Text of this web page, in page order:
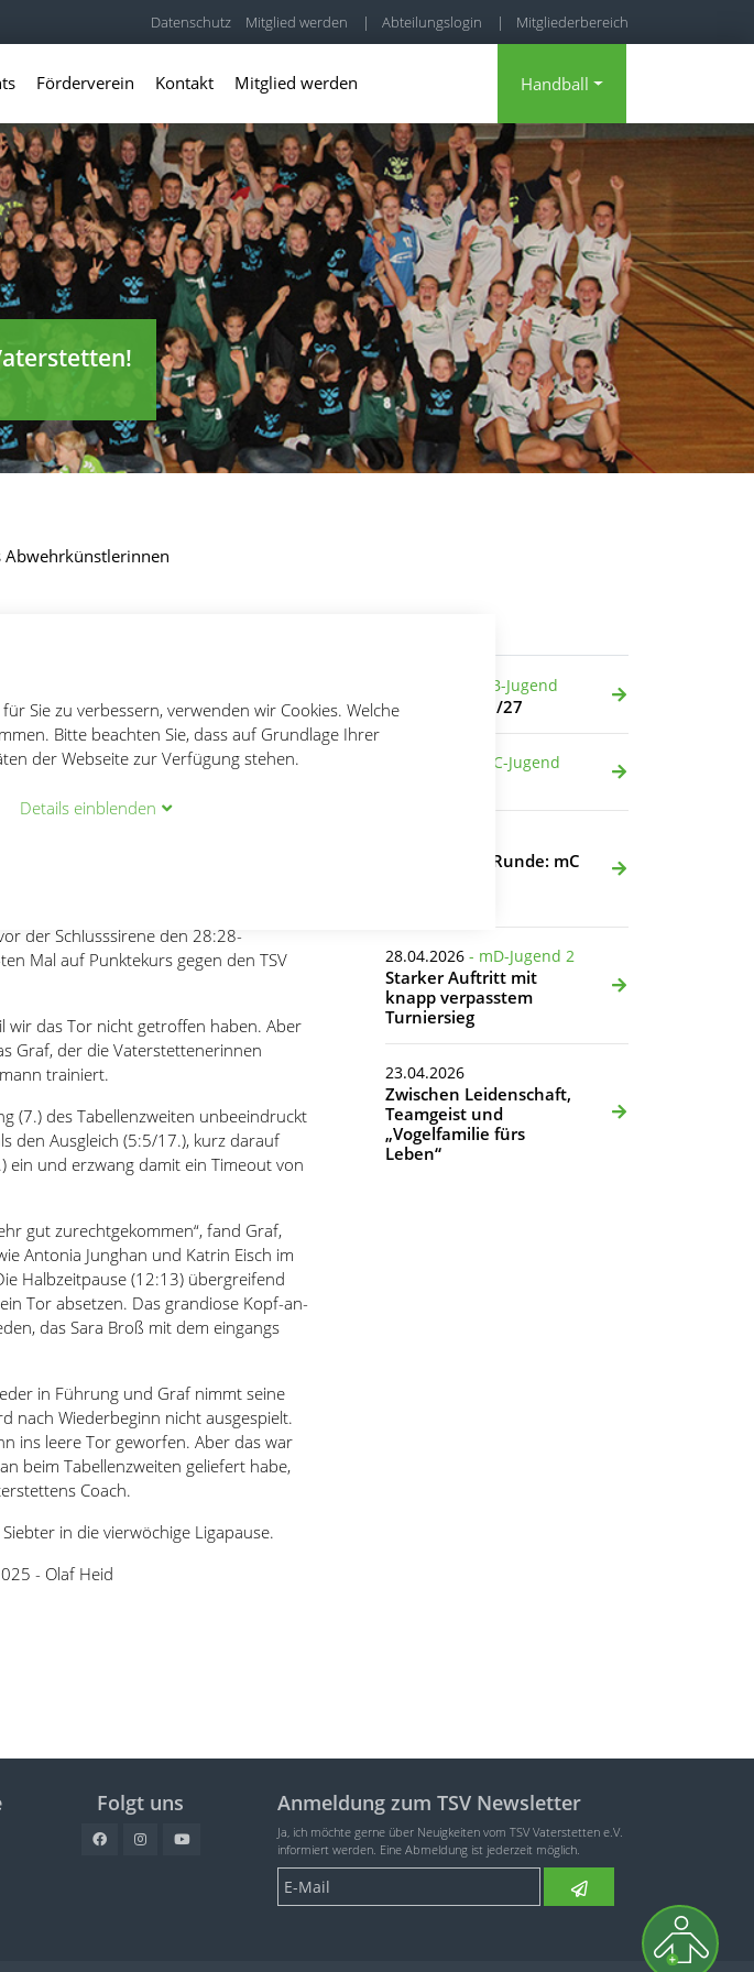
Sie zu verbessern, verwenden wir Cookies. Welche
Bitte beachten Sie, dass auf Grundlage Ihrer
der Webseite zur Verfügung stehen.
Details einblenden
Datenschutz Mitglied werden | Abteilungslogin | Mitgliederbereich
Förderverein Kontakt Mitglied werden Handball
Abwehrkünstlerinnen
Vaterstettens
extra großer Schleife hielten die
der Schlusssirene den 28:28-
Mal auf Punktekurs gegen den TSV
wir das Tor nicht getroffen haben. Aber
Graf, der die Vaterstettenerinnen
trainiert.
(7.) des Tabellenzweiten unbeeindruckt
den Ausgleich (5:5/17.), kurz darauf
und erzwang damit ein Timeout von
gut zurechtgekommen“, fand Graf,
Antonia Junghan und Katrin Eisch im
Halbzeitpause (12:13) übergreifend
Tor absetzen. Das grandiose Kopf-an-
das Sara Broß mit dem eingangs
in Führung und Graf nimmt seine
nach Wiederbeginn nicht ausgespielt.
ins leere Tor geworfen. Aber das war
beim Tabellenzweiten geliefert habe,
Coach.
in die vierwöchige Ligapause.
- Olaf Heid
- wB-Jugend
Oberliga 2026/27
- mC-Jugend
Zweite Quali-Runde: mC
28.04.2026 - mD-Jugend 2
Starker Auftritt mit
knapp verpasstem
Turniersieg
23.04.2026
Zwischen Leidenschaft,
Teamgeist und
„Vogelfamilie fürs
Leben“
Folgt uns Anmeldung zum TSV Newsletter
Ja, ich möchte gerne über Neuigkeiten vom TSV Vaterstetten e.V.
informiert werden. Eine Abmeldung ist jederzeit möglich.